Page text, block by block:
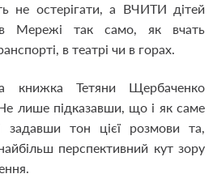
не остерігати, а ВЧИТИ дітей
в Мережі так само, як вчать
в театрі чи в горах.
книжка Тетяни Щербаченко
лише підказавши, що і як саме
задавши тон цієї розмови та,
перспективний кут зору